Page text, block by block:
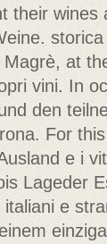
their wines
at
vini. In
den
For
e i
Lageder
e